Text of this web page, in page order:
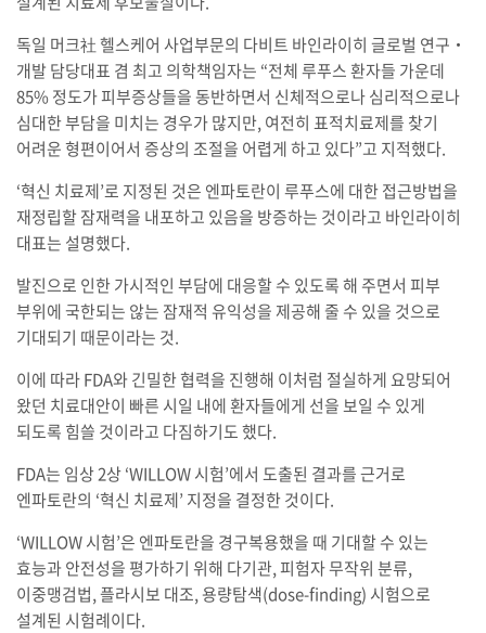
독일 머크社 헬스케어 사업부문의 다비트 바인라이히 글로벌 연구‧
개발 담당대표 겸 최고 의학책임자는 “전체 루푸스 환자들 가운데
85% 정도가 피부증상들을 동반하면서 신체적으로나 심리적으로나
심대한 부담을 미치는 경우가 많지만, 여전히 표적치료제를 찾기
어려운 형편이어서 증상의 조절을 어렵게 하고 있다”고 지적했다.
‘혁신 치료제’로 지정된 것은 엔파토란이 루푸스에 대한 접근방법을
재정립할 잠재력을 내포하고 있음을 방증하는 것이라고 바인라이히
대표는 설명했다.
발진으로 인한 가시적인 부담에 대응할 수 있도록 해 주면서 피부
부위에 국한되는 않는 잠재적 유익성을 제공해 줄 수 있을 것으로
기대되기 때문이라는 것.
이에 따라 FDA와 긴밀한 협력을 진행해 이처럼 절실하게 요망되어
왔던 치료대안이 빠른 시일 내에 환자들에게 선을 보일 수 있게
되도록 힘쓸 것이라고 다짐하기도 했다.
FDA는 임상 2상 ‘WILLOW 시험’에서 도출된 결과를 근거로
엔파토란의 ‘혁신 치료제’ 지정을 결정한 것이다.
‘WILLOW 시험’은 엔파토란을 경구복용했을 때 기대할 수 있는
효능과 안전성을 평가하기 위해 다기관, 피험자 무작위 분류,
이중맹검법, 플라시보 대조, 용량탐색(dose-finding) 시험으로
설계된 시험례이다.